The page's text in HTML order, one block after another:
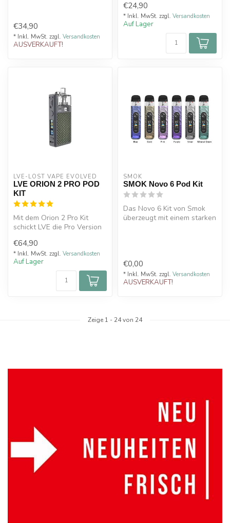
€34,90
* Inkl. MwSt. zzgl. Versandkosten
AUSVERKAUFT!
€24,90
* Inkl. MwSt. zzgl. Versandkosten
Auf Lager
LVE-LOST VAPE EVOLVED
LVE ORION 2 PRO POD
KIT
Mit dem Orion 2 Pro Kit
schickt LVE die Pro Version
Systems...
€64,90
* Inkl. MwSt. zzgl. Versandkosten
Auf Lager
SMOK
SMOK Novo 6 Pod Kit
Das Novo 6 Kit von Smok
überzeugt mit einem starken
€0,00
* Inkl. MwSt. zzgl. Versandkosten
AUSVERKAUFT!
Zeige 1 - 24von 24